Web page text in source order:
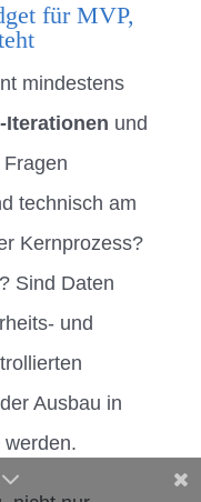
für MVP,
mindestens
Iterationen und
technisch am
Kernprozess?
Sind Daten
und
Ausbau in